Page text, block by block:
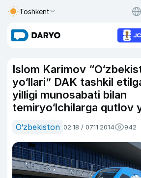
Toshkent
Islom Karimov
yo‘llari” DAK tashkil
yilligi munosabati bilan
temiryo‘lchilarga qutlov
O‘zbekiston 02:18 / 07.11.2014 942